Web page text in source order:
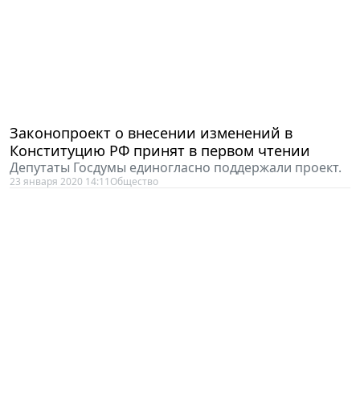
Законопроект о внесении изменений в
Конституцию РФ принят в первом чтении
Депутаты Госдумы единогласно поддержали проект.
23 января 2020 14:11 Общество